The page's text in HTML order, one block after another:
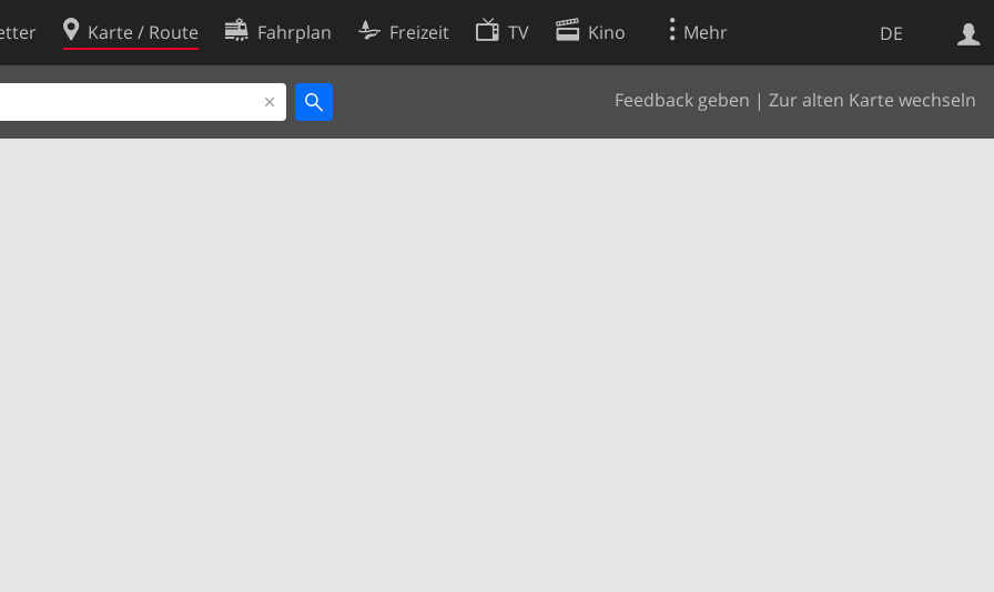
DE
Karte / Route Fahrplan Freizeit TV Kino Mehr
Feedback geben | Zur alten Karte wechseln
Websuche
Cookie-Richtlinie
Cookie-Einstellungen